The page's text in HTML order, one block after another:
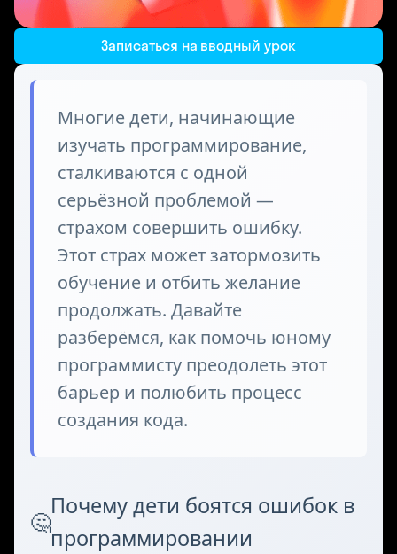
Записаться на вводный урок
Многие дети, начинающие
изучать программирование,
сталкиваются с одной
серьёзной проблемой —
страхом совершить ошибку.
Этот страх может затормозить
обучение и отбить желание
продолжать. Давайте
разберёмся, как помочь юному
программисту преодолеть этот
барьер и полюбить процесс
создания кода.
🤔
Почему дети боятся ошибок в
программировании